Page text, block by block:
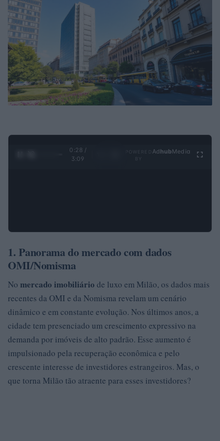
0:28 /
3:09
Ad hubMedia
1. Panorama do mercado com dados
OMI/Nomisma
No mercado imobiliário de luxo em Milão, os dados mais
recentes da OMI e da Nomisma revelam um cenário
dinâmico e em constante evolução. Nos últimos anos, a
cidade tem presenciado um crescimento expressivo na
demanda por imóveis de alto padrão. Esse aumento é
impulsionado pela recuperação econômica e pelo
crescente interesse de investidores estrangeiros. Mas, o
que torna Milão tão atraente para esses investidores?